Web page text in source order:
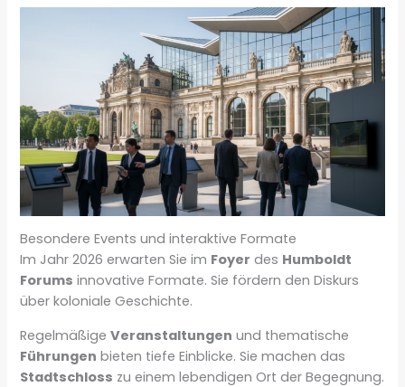
Besondere Events und interaktive Formate
Im Jahr 2026 erwarten Sie im Foyer des Humboldt
Forums innovative Formate. Sie fördern den Diskurs
über koloniale Geschichte.
RegelmäßigeVeranstaltungen und thematische
Führungen bieten tiefe Einblicke. Sie machen das
Stadtschloss zu einem lebendigen Ort der Begegnung.